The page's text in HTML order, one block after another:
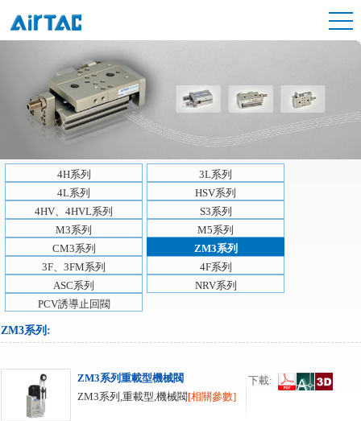
4H系列
3L系列
4L系列
HSV系列
4HV、4HVL系列
S3系列
M3系列
M5系列
CM3系列
ZM3系列
3F、3FM系列
4F系列
ASC系列
NRV系列
PCV誘導止回閥
ZM3系列 :
ZM3系列重載型機械閥
ZM3系列,重載型,機械閥[相關參數]
下載: